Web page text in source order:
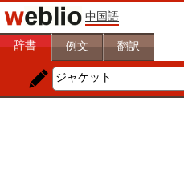
中国語
辞書 例文 翻訳